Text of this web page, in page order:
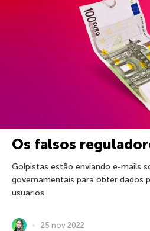
Os falsos
Golpistas estão enviando e-mails
governamentais para obter dados
usuários.
25 nov 2022